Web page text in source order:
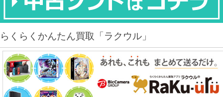
らくらくかんたん買取「ラクウル」